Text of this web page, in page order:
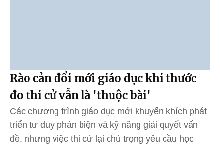
Rào cản đổi mới giáo dục khi thước
đo thi cử vẫn là 'thuộc bài'
Các chương trình giáo dục mới khuyến khích phát
triển tư duy phản biện và kỹ năng giải quyết vấn
đề, nhưng việc thi cử lại chú trọng yêu cầu học